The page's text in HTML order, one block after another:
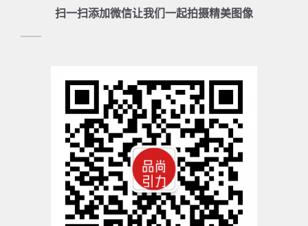
扫一扫添加微信让我们一起拍摄精美图像